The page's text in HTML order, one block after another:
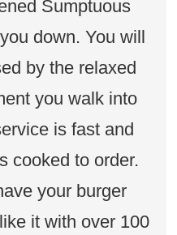
Sumptuous
down. You will
by the relaxed
you walk into
is fast and
cooked to order.
your burger
it with over 100